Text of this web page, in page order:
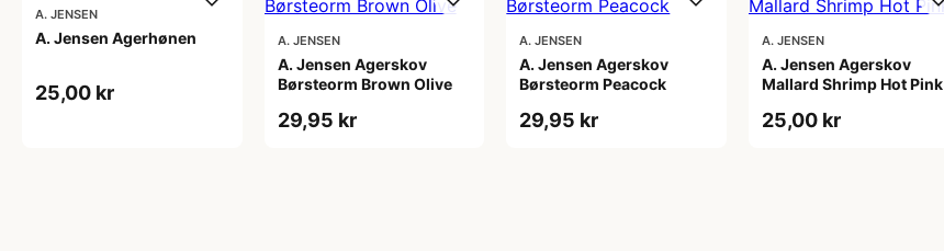
A. JENSEN
A. Jensen Agerhønen
25,00 kr
A. JENSEN
A. Jensen Agerskov
Børsteorm Brown Olive
29,95 kr
A. JENSEN
A. Jensen Agerskov
Børsteorm Peacock
29,95 kr
A. JENSEN
A. Jensen Agerskov
Mallard Shrimp Hot Pink
25,00 kr